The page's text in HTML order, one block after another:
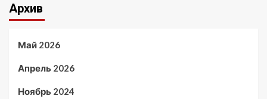
Архив
Май 2026
Апрель 2026
Ноябрь 2024